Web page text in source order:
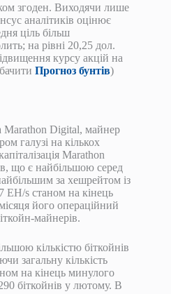
згоден. Виходячи лише
аналітиків оцінює
ціль більш
на рівні 20,25 дол.
курсу акцій на
Прогноз бунтів)
Marathon Digital, майнер
галузі на кількох
Marathon
що є найбільшою серед
за хешрейтом із
s станом на кінець
його операційний
майнерів.
кількістю біткойнів
загальну кількість
на кінець минулого
біткойнів у лютому. В